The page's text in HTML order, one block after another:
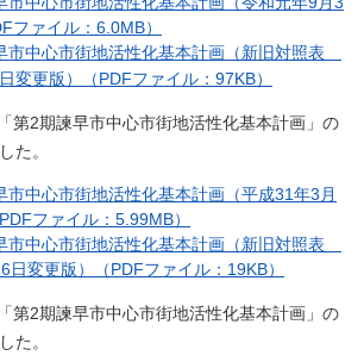
ファイル：6.0MB）
市中心市街地活性化基本計画（新旧対照表
変更版）（PDFファイル：97KB）
第2期諫早市中心市街地活性化基本計画」の
た。
市中心市街地活性化基本計画（平成31年3月
ファイル：5.99MB）
市中心市街地活性化基本計画（新旧対照表
日変更版）（PDFファイル：19KB）
第2期諫早市中心市街地活性化基本計画」の
た。